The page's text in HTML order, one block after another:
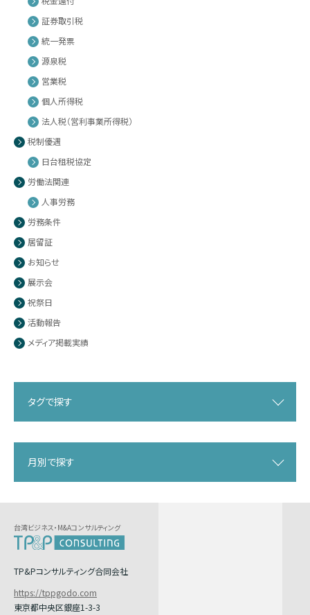
証券取引税
統一発票
源泉税
営業税
個人所得税
法人税（営利事業所得税）
税制優遇
日台租税協定
労働法関連
人事労務
労務条件
居留証
お知らせ
展示会
祝祭日
活動報告
メディア掲載実績
タグで探す
月別で探す
台湾ビジネス・M&Aコンサルティング
TP&Pコンサルティング合同会社
https://tppgodo.com
東京都中央区銀座1-3-3